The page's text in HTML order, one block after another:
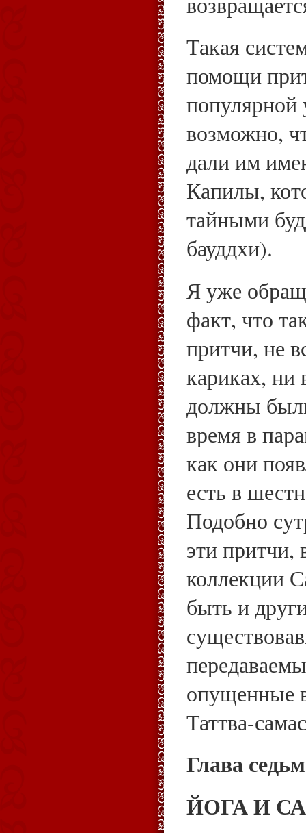
Такая
помощи
популярной
возможно,
дали им
Капилы,
тайными
бауддхи).
Я уже
факт, что
притчи, не
кариках, ни
должны
время в
как они
есть в
Подобно
эти притчи,
коллекции
быть и
опущенные
Таттва-
Глава
ЙОГА И